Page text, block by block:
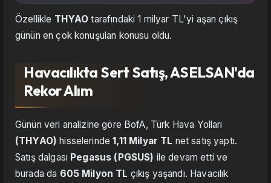
Özellikle THYAO tarafındaki 1 milyar TL'yi aşan çıkış
günün en çok konuşulan konusu oldu.
Havacılıkta Sert Satış, ASELSAN'da
Rekor Alım
Günün veri analizine göre BofA, Türk Hava Yolları
(THYAO) hisselerinde1,11 Milyar TL net satış yaptı.
Satış dalgası Pegasus (PGSUS) ile devam etti ve
burada da 605 Milyon TL çıkış yaşandı. Havacılık